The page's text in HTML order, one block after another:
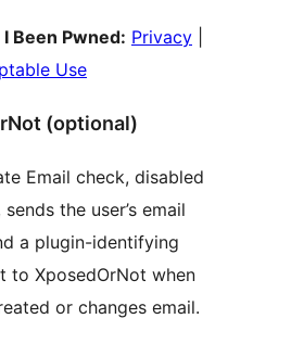
I Been Pwned: Privacy
Use
(optional)
Email check, disabled
the user’s email
a plugin-identifying
to XposedOrNot when
or changes email.